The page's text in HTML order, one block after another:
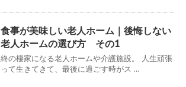
食事が美味しい老人ホーム｜後悔しない
老人ホームの選び方 その1
終の棲家になる老人ホームや介護施設。 人生頑張
って生きてきて、最後に過ごす時がス ...